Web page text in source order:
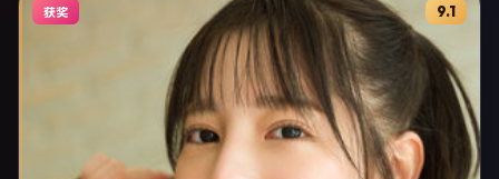
获奖 9.1